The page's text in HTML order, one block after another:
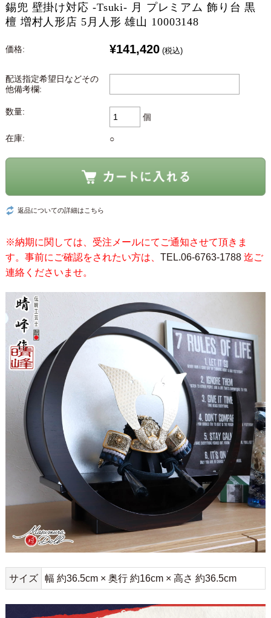
錫兜 壁掛け対応 -Tsuki- 月 プレミアム 飾り台 黒
檀 増村人形店 5月人形 雄山 10003148
価格: ¥141,420 (税込)
配送指定希望日などその
他備考欄:
数量:
個
在庫: ○
返品についての詳細はこちら
※納期に関しては、受注メールにてご通知させて頂きま
す。事前にご確認をされたい方は、 TEL.06-6763-1788迄ご
連絡くださいませ。
サイズ 幅 約36.5cm × 奥行 約16cm × 高さ 約36.5cm